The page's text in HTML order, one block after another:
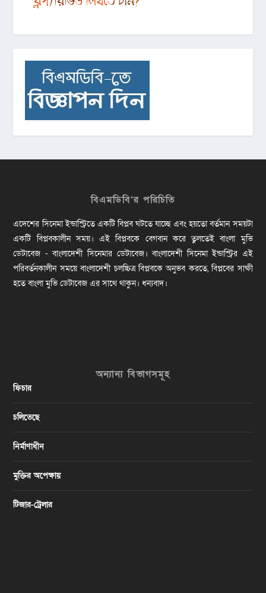
বিএমডিবি’র পরিচিতি
এদেশের সিনেমা ইন্ডাস্ট্রিতে একটি বিপ্লব ঘটতে যাচ্ছে এবং হয়তো বর্তমান সময়টা
একটি বিপ্লবকালীন সময়। এই বিপ্লবকে বেগবান করে তুলতেই বাংলা মুভি
ডেটাবেজ - বাংলাদেশী সিনেমার ডেটাবেজ। বাংলাদেশী সিনেমা ইন্ডাস্ট্রির এই
পরিবর্তনকালীন সময়ে বাংলাদেশী চলচ্চিত্র বিপ্লবকে অনুভব করতে, বিপ্লবের সাক্ষী
হতে বাংলা মুভি ডেটাবেজ এর সাথে থাকুন। ধন্যবাদ।
অন্যান্য বিভাগসমূহ
ফিচার
চলিতেছে
নির্মাণাধীন
মুক্তির অপেক্ষায়
টিজার-ট্রেলার